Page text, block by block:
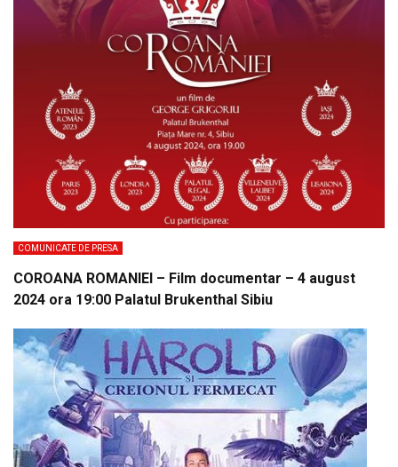
COMUNICATE DE PRESA
COROANA ROMANIEI – Film documentar – 4 august
2024 ora 19:00 Palatul Brukenthal Sibiu